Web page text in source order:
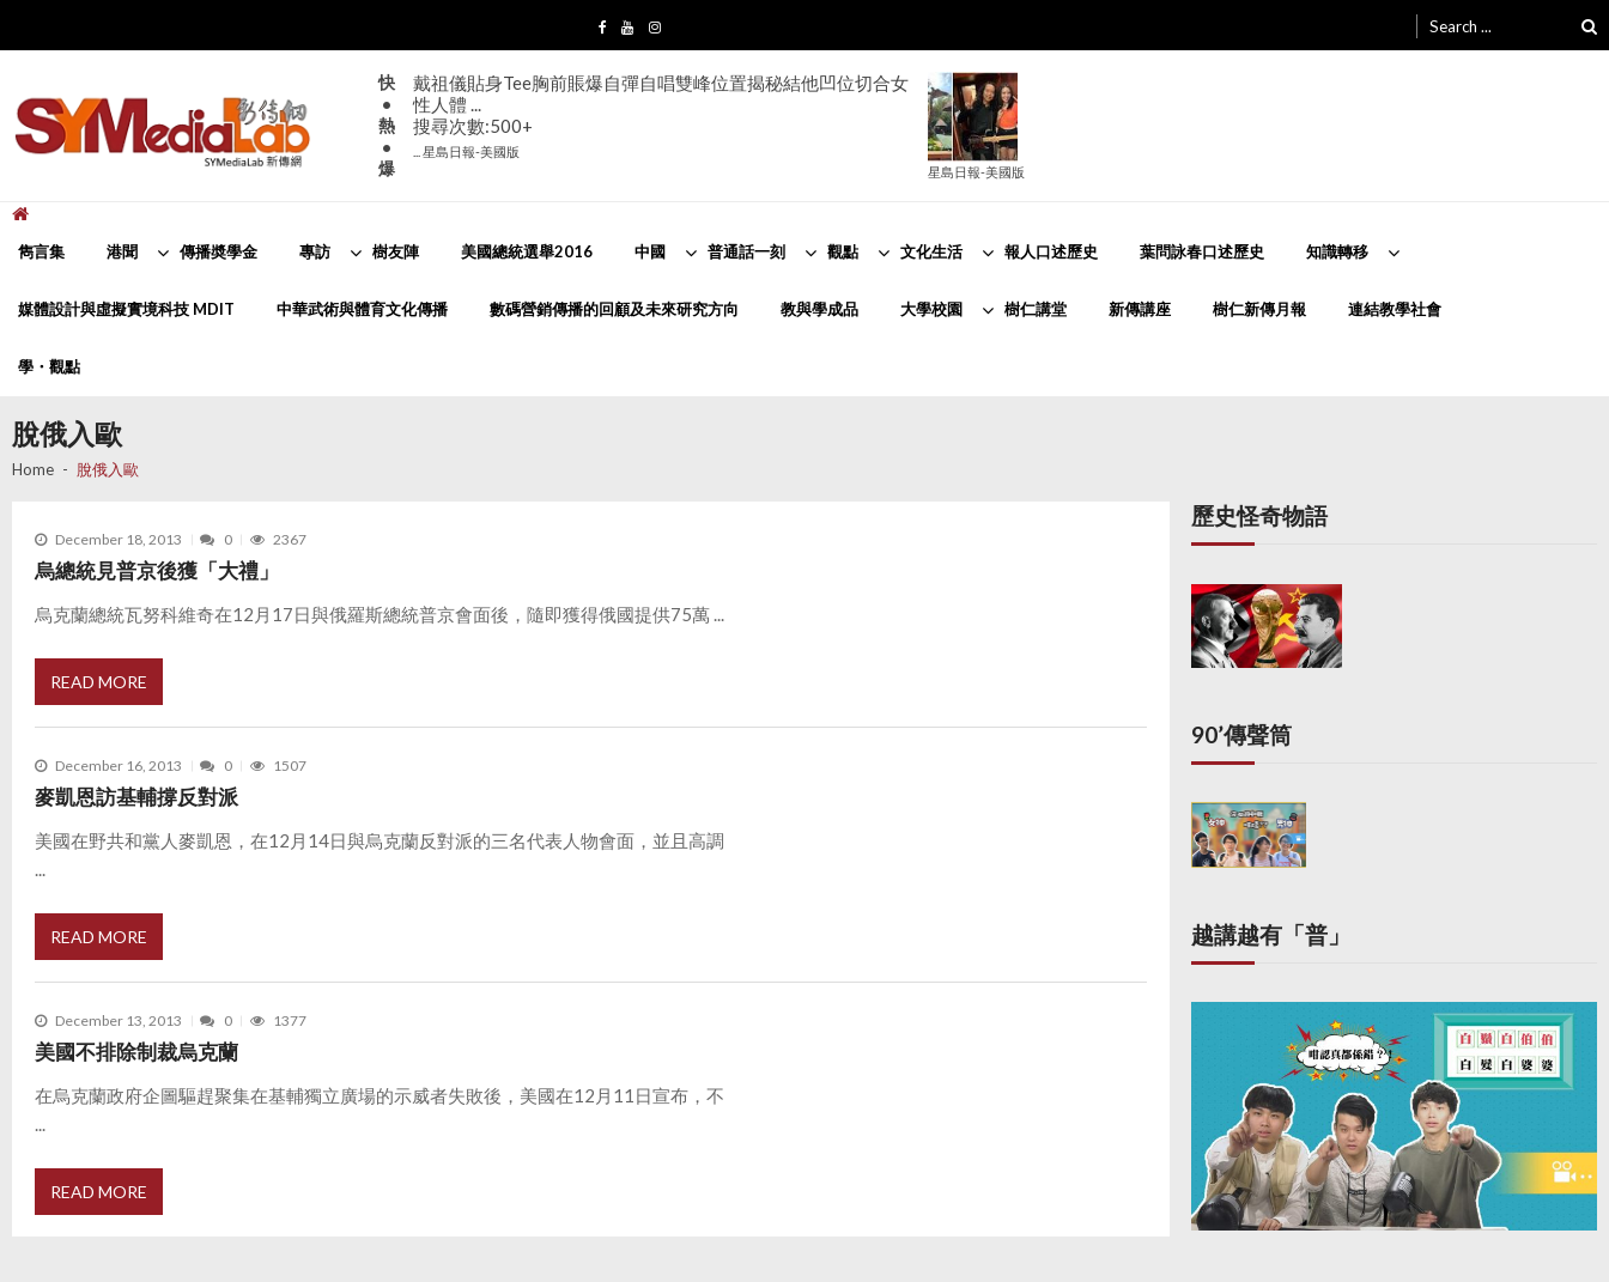
navigation
content
for:
快
•
熱
•
爆
戴祖儀貼身Tee胸前賬爆自彈自唱雙峰位置揭秘結他凹位切合女
性人體 ...
搜尋次數:500+
... 星島日報-美國版
星島日報-美國版
雋言集 港聞 傳播奬學金 專訪 樹友陣 美國總統選舉2016 中國 普通話一刻 觀點 文化生活 報人口述歷史 葉問詠春口述歷史 知識轉移
媒體設計與虛擬實境科技 MDIT 中華武術與體育文化傳播 數碼營銷傳播的回顧及未來研究方向 教與學成品 大學校園 樹仁講堂 新傳講座 樹仁新傳月報 連結教學社會
學・觀點
脫俄入歐
Home 脫俄入歐
December 18, 2013 0 2367
烏總統見普京後獲「大禮」
烏克蘭總統瓦努科維奇在12月17日與俄羅斯總統普京會面後，隨即獲得俄國提供75萬 ...
READ MORE
December 16, 2013 0 1507
麥凱恩訪基輔撐反對派
美國在野共和黨人麥凱恩，在12月14日與烏克蘭反對派的三名代表人物會面，並且高調
...
READ MORE
December 13, 2013 0 1377
美國不排除制裁烏克蘭
在烏克蘭政府企圖驅趕聚集在基輔獨立廣場的示威者失敗後，美國在12月11日宣布，不
...
READ MORE
歷史怪奇物語
90’傳聲筒
越講越有「普」